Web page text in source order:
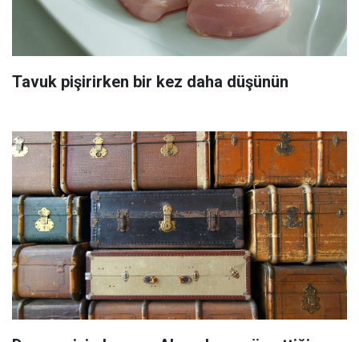
Tavuk pişirirken bir kez daha düşünün